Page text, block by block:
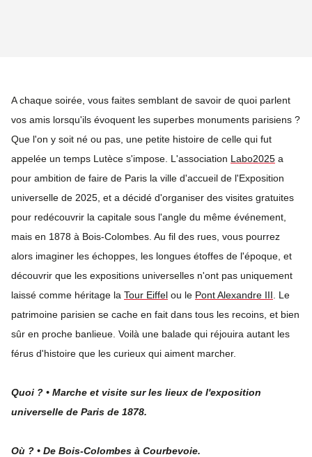
A chaque soirée, vous faites semblant de savoir de quoi parlent
vos amis lorsqu'ils évoquent les superbes monuments parisiens ?
Que l'on y soit né ou pas, une petite histoire de celle qui fut
appelée un temps Lutèce s'impose. L'association Labo2025 a
pour ambition de faire de Paris la ville d'accueil de l'Exposition
universelle de 2025, et a décidé d'organiser des visites gratuites
pour redécouvrir la capitale sous l'angle du même événement,
mais en 1878 à Bois-Colombes. Au fil des rues, vous pourrez
alors imaginer les échoppes, les longues étoffes de l'époque, et
découvrir que les expositions universelles n'ont pas uniquement
laissé comme héritage la Tour Eiffel ou le Pont Alexandre III . Le
patrimoine parisien se cache en fait dans tous les recoins, et bien
sûr en proche banlieue. Voilà une balade qui réjouira autant les
férus d'histoire que les curieux qui aiment marcher.
Quoi ? • Marche et visite sur les lieux de l'exposition
universelle de Paris de 1878.
Où ? • De Bois-Colombes à Courbevoie.